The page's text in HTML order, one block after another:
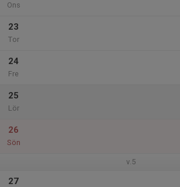
Ons
23
Tor
24
Fre
25
Lör
26
Sön
v.5
27